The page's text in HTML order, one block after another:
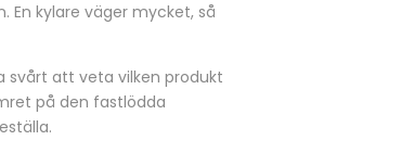
En kylare väger mycket, så
svårt att veta vilken produkt
på den fastlödda